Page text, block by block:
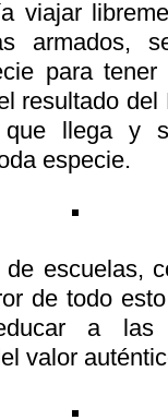
viajar
armados,
para
resultado
llega y
especie.
escuelas,
de todo
a las
valor